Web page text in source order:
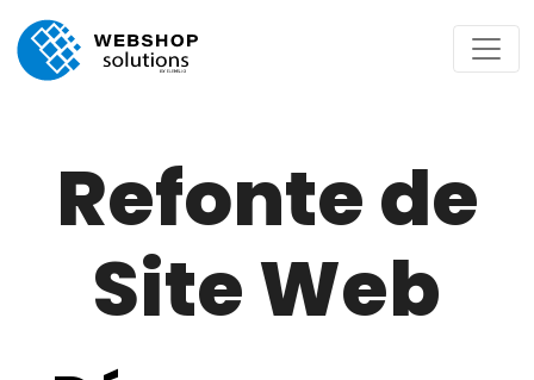
Refonte de
Site Web